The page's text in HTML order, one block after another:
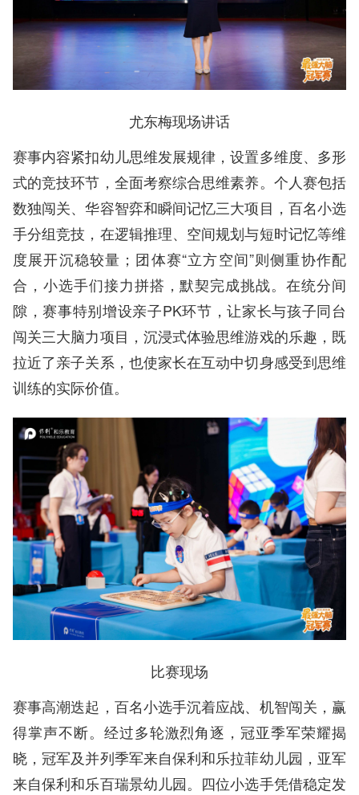
尤东梅现场讲话
赛事内容紧扣幼儿思维发展规律，设置多维度、多形
式的竞技环节，全面考察综合思维素养。个人赛包括
数独闯关、华容智弈和瞬间记忆三大项目，百名小选
手分组竞技，在逻辑推理、空间规划与短时记忆等维
度展开沉稳较量；团体赛“立方空间”则侧重协作配
合，小选手们接力拼搭，默契完成挑战。在统分间
隙，赛事特别增设亲子PK环节，让家长与孩子同台
闯关三大脑力项目，沉浸式体验思维游戏的乐趣，既
拉近了亲子关系，也使家长在互动中切身感受到思维
训练的实际价值。
比赛现场
赛事高潮迭起，百名小选手沉着应战、机智闯关，赢
得掌声不断。经过多轮激烈角逐，冠亚季军荣耀揭
晓，冠军及并列季军来自保利和乐拉菲幼儿园，亚军
来自保利和乐百瑞景幼儿园。四位小选手凭借稳定发